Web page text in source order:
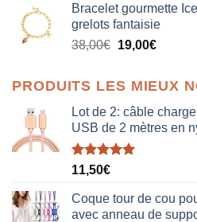
initial
était :
38,00€.
actuel
est :
19,00€.
Bracelet gourmette
grelots fantaisie
38,00€ Le
était :
38,00€.
19,00€Le
est :
19,00€.
PRODUITS LES MIEUX
Lot de 2: câble
USB de 2 mètres en
Note5.00
sur 5
11,50€
Coque tour de cou
avec anneau de